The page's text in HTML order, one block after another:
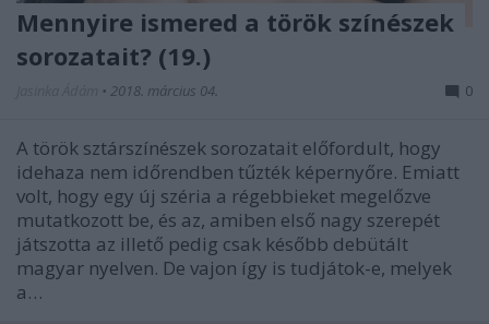
Mennyire ismered a török színészek
sorozatait? (19.)
• 2018. március 04. 0
A török sztárszínészek sorozatait előfordult, hogy
idehaza nem időrendben tűzték képernyőre. Emiatt
volt, hogy egy új széria a régebbieket megelőzve
mutatkozott be, és az, amiben első nagy szerepét
játszotta az illető pedig csak később debütált
magyar nyelven. De vajon így is tudjátok-e, melyek
a…